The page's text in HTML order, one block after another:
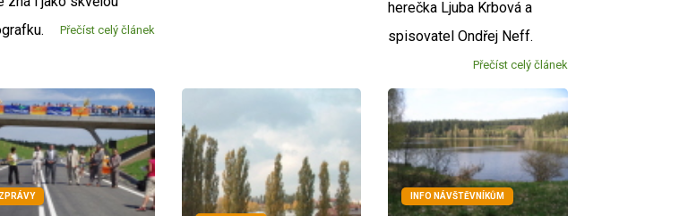
Přečíst celý článek
herečka Ljuba Krbová a
spisovatel Ondřej Neff.
Přečíst celý článek
ZPRÁVY INFO NÁVŠTĚVNÍKŮM